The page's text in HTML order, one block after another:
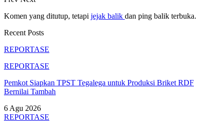
Komen yang ditutup, tetapi jejak balik dan ping balik terbuka.
Recent Posts
REPORTASE
REPORTASE
Pemkot Siapkan TPST Tegalega untuk Produksi Briket RDF
Bernilai Tambah
6 Agu 2026
REPORTASE